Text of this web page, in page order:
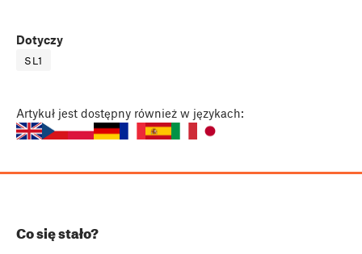
Dotyczy
SL1
Artykuł jest dostępny również w językach:
Co się stało?